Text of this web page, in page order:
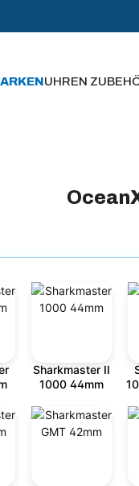
UHREN
Sharkmaster II
1000 44mm